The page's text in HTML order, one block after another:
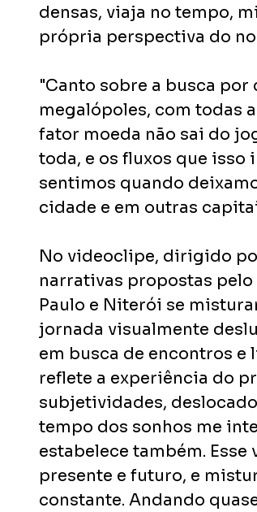
densas, viaja no tempo,
própria perspectiva do
"Canto sobre a busca
megalópoles, com todas
fator moeda não sai do
toda, e os fluxos que isso
sentimos quando
cidade e em outras
No videoclipe, dirigido
narrativas propostas pelo
Paulo e Niterói se
jornada visualmente
em busca de encontros e
reflete a experiência do
subjetividades,
tempo dos sonhos me
estabelece também.
presente e futuro, e
constante. Andando